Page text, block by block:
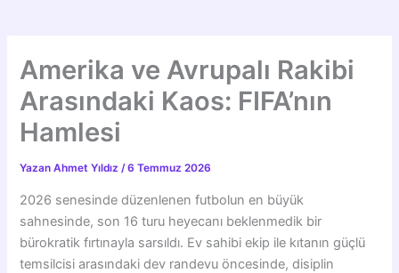
Amerika ve Avrupalı Rakibi
Arasındaki Kaos: FIFA’nın
Hamlesi
Yazan Ahmet Yıldız/6 Temmuz 2026
2026 senesinde düzenlenen futbolun en büyük
sahnesinde, son 16 turu heyecanı beklenmedik bir
bürokratik fırtınayla sarsıldı. Ev sahibi ekip ile kıtanın güçlü
temsilcisi arasındaki dev randevu öncesinde, disiplin